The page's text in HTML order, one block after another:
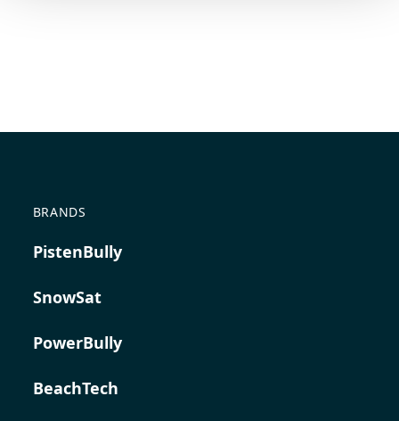
BRANDS
PistenBully
SnowSat
PowerBully
BeachTech